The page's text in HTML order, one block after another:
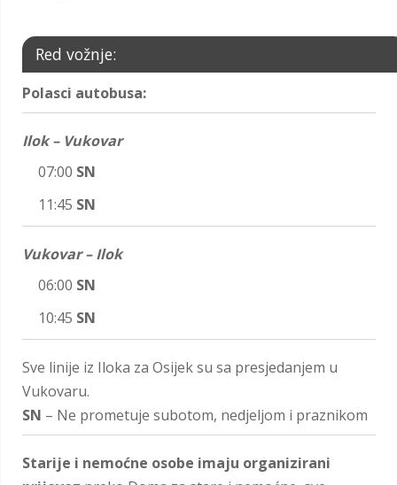
Red vožnje:
Polasci autobusa:
Ilok – Vukovar
07:00 SN
11:45 SN
Vukovar – Ilok
06:00 SN
10:45 SN
Sve linije iz Iloka za Osijek su sa presjedanjem u
Vukovaru.
SN – Ne prometuje subotom, nedjeljom i praznikom
Starije i nemoćne osobe imaju organizirani